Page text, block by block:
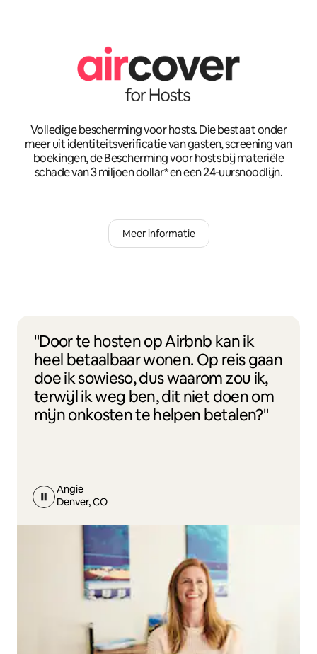
Volledige bescherming voor hosts. Die bestaat onder
meer uit identiteitsverificatie van gasten, screening van
boekingen, de Bescherming voor hosts bij materiële
schade van 3 miljoen dollar* en een 24-uursnoodlijn.
Meer informatie
"Door te hosten op Airbnb kan ik
heel betaalbaar wonen. Op reis gaan
doe ik sowieso, dus waarom zou ik,
terwijl ik weg ben, dit niet doen om
mijn onkosten te helpen betalen?"
Angie
Denver, CO